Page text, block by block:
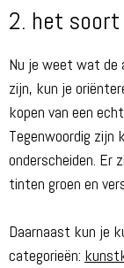
2. het
Nu je weet wat
zijn, kun je
kopen van een
Tegenwoordig
onderscheiden. Er
tinten groen en
Daarnaast kun je
categorieën: